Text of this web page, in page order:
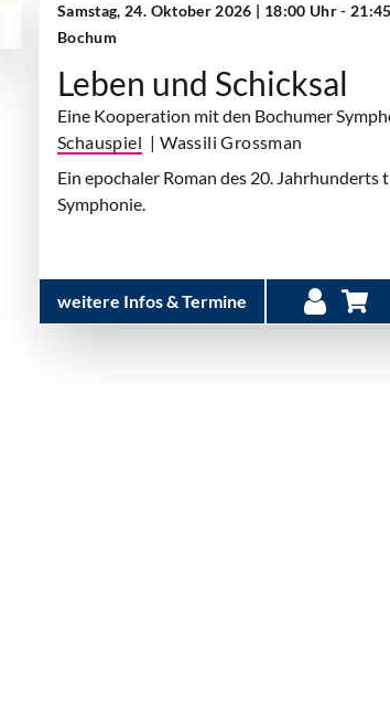
Samstag, 24. Oktober 2026 | 18:00 Uhr -
Bochum
Leben und Schicksal
Eine Kooperation mit den Bochumer
Schauspiel | Wassili Grossman
Ein epochaler Roman des 20.
Symphonie.
weitere Infos & Termine